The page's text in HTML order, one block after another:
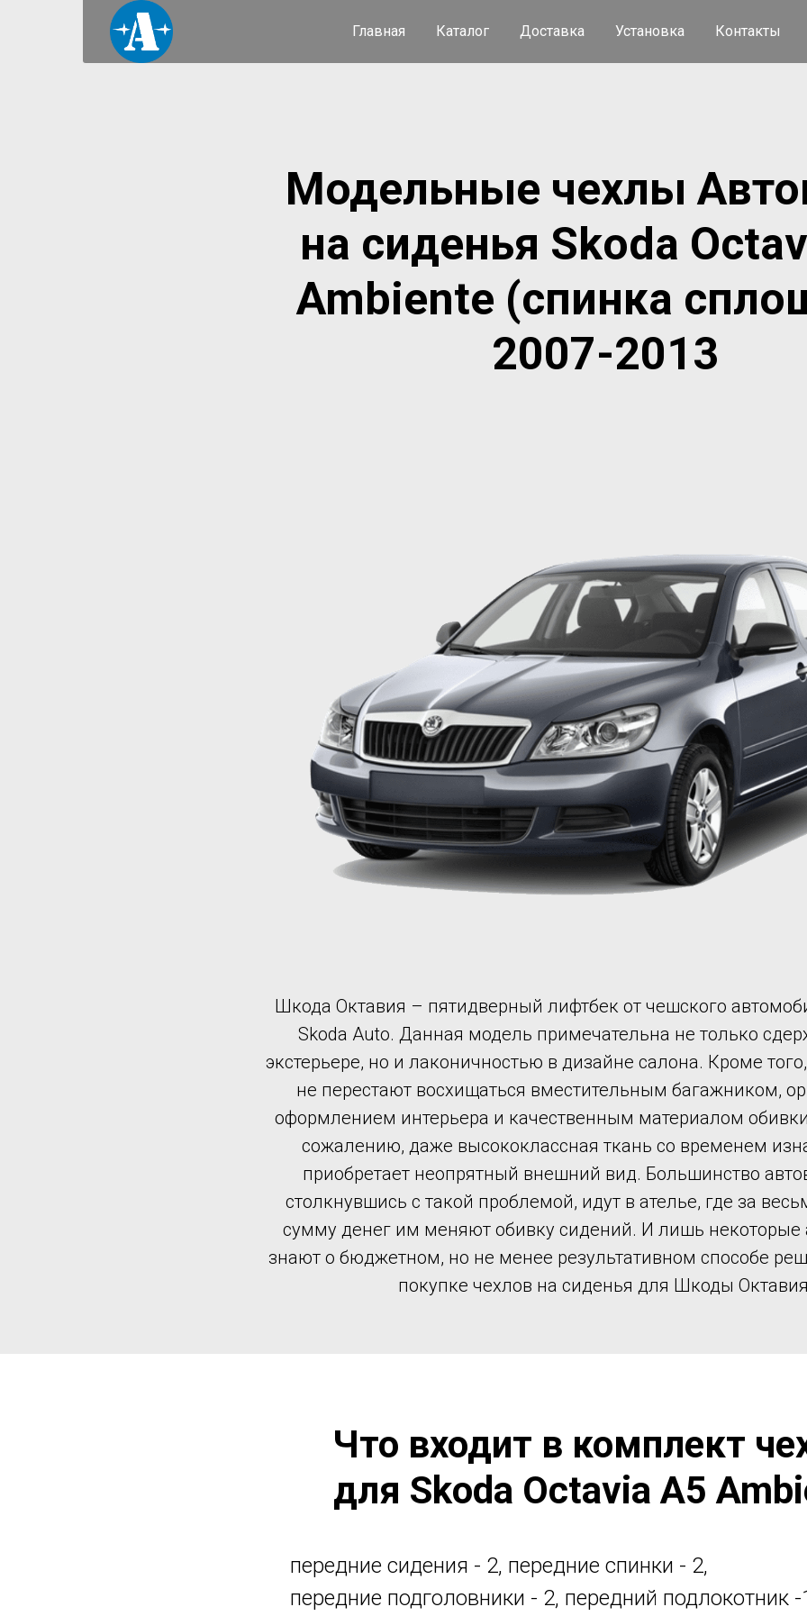
Главная Каталог Доставка Установка Контакты
Модельные чехлы
на сиденья Skoda
Ambiente (спинка
2007-2013
Шкода Октавия – пятидверный лифтбек от чешского
Skoda Auto. Данная модель примечательна не только
экстерьере, но и лаконичностью в дизайне салона. Кроме
не перестают восхищаться вместительным багажником,
оформлением интерьера и качественным материалом
сожалению, даже высококлассная ткань со временем
приобретает неопрятный внешний вид. Большинство
столкнувшись с такой проблемой, идут в ателье, где за
сумму денег им меняют обивку сидений. И лишь некоторые
знают о бюджетном, но не менее результативном способе
покупке чехлов на сиденья для Шкоды
Что входит в комплект
для Skoda Octavia A5
передние сидения - 2, передние спинки - 2,
передние подголовники - 2, передний подлокотник -